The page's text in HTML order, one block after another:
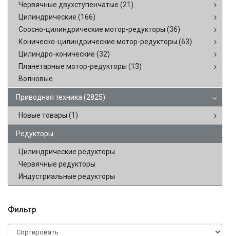
Червячные двухступенчатые (21)
Цилиндрические (166)
Соосно-цилиндрические мотор-редукторы (36)
Коническо-цилиндрические мотор-редукторы (63)
Цилиндро-конические (32)
Планетарные мотор-редукторы (13)
Волновые
Приводная техника (2825)
Новые товары (1)
Редукторы
Цилиндрические редукторы
Червячные редукторы
Индустриальные редукторы
Фильтр